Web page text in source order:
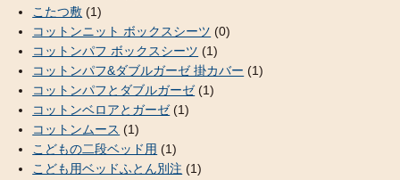
こたつ敷 (1)
コットンニット ボックスシーツ (0)
コットンパフ ボックスシーツ (1)
コットンパフ&ダブルガーゼ 掛カバー (1)
コットンパフとダブルガーゼ(1)
コットンベロアとガーゼ(1)
コットンムース (1)
こどもの二段ベッド用 (1)
こども用ベッドふとん別注 (1)